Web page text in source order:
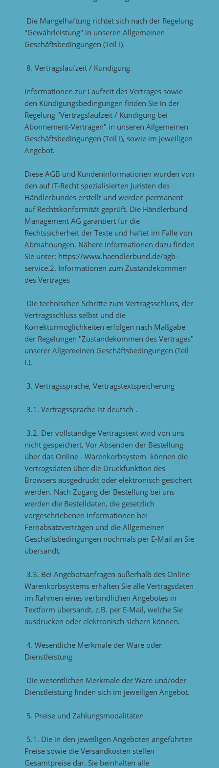
Die Mängelhaftung richtet sich nach der Regelung
"Gewährleistung" in unseren Allgemeinen
Geschäftsbedingungen (Teil I).
8. Vertragslaufzeit / Kündigung
Informationen zur Laufzeit des Vertrages sowie
den Kündigungsbedingungen finden Sie in der
Regelung "Vertragslaufzeit / Kündigung bei
Abonnement-Verträgen" in unseren Allgemeinen
Geschäftsbedingungen (Teil I), sowie im jeweiligen
Angebot.
Diese AGB und Kundeninformationen wurden von
den auf IT-Recht spezialisierten Juristen des
Händlerbundes erstellt und werden permanent
auf Rechtskonformität geprüft. Die Händlerbund
Management AG garantiert für die
Rechtssicherheit der Texte und haftet im Falle von
Abmahnungen. Nähere Informationen dazu finden
Sie unter: https://www.haendlerbund.de/agb-
service.2. Informationen zum Zustandekommen
des Vertrages
Die technischen Schritte zum Vertragsschluss, der
Vertragsschluss selbst und die
Korrekturmöglichkeiten erfolgen nach Maßgabe
der Regelungen "Zustandekommen des Vertrages"
unserer Allgemeinen Geschäftsbedingungen (Teil
I.).
3. Vertragssprache, Vertragstextspeicherung
3.1. Vertragssprache ist deutsch .
3.2. Der vollständige Vertragstext wird von uns
nicht gespeichert. Vor Absenden der Bestellung
über das Online - Warenkorbsystem können die
Vertragsdaten über die Druckfunktion des
Browsers ausgedruckt oder elektronisch gesichert
werden. Nach Zugang der Bestellung bei uns
werden die Bestelldaten, die gesetzlich
vorgeschriebenen Informationen bei
Fernabsatzverträgen und die Allgemeinen
Geschäftsbedingungen nochmals per E-Mail an Sie
übersandt.
3.3. Bei Angebotsanfragen außerhalb des Online-
Warenkorbsystems erhalten Sie alle Vertragsdaten
im Rahmen eines verbindlichen Angebotes in
Textform übersandt, z.B. per E-Mail, welche Sie
ausdrucken oder elektronisch sichern können.
4. Wesentliche Merkmale der Ware oder
Dienstleistung
Die wesentlichen Merkmale der Ware und/oder
Dienstleistung finden sich im jeweiligen Angebot.
5. Preise und Zahlungsmodalitäten
5.1. Die in den jeweiligen Angeboten angeführten
Preise sowie die Versandkosten stellen
Gesamtpreise dar. Sie beinhalten alle